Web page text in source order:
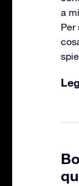
a
Per